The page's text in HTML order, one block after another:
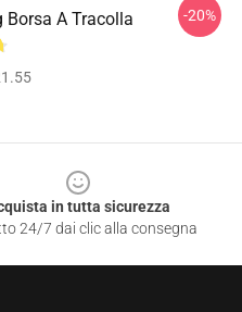
Borsa A Tracolla -20%
in tutta sicurezza
24/7 dai clic alla consegna